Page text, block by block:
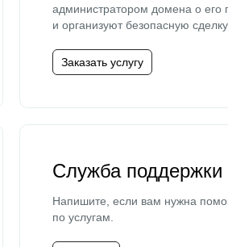
администратором домена о
и организуют безопасную сделку.
Заказать услугу
Служба поддержки
Напишите, если вам нужна
по услугам.